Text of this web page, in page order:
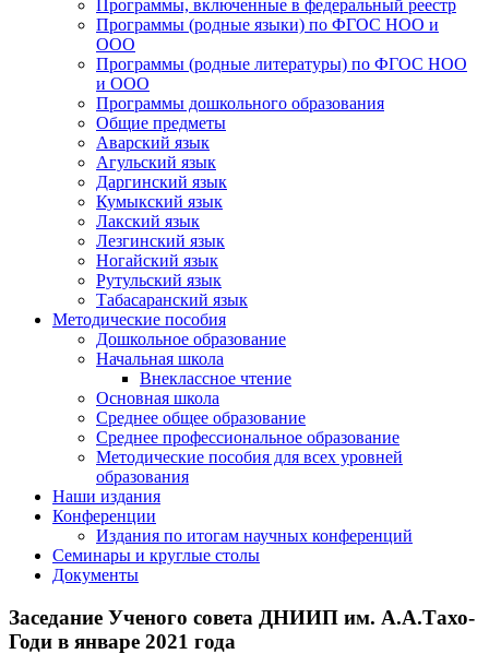
Программы, включенные в федеральный реестр
Программы (родные языки) по ФГОС НОО и
ООО
Программы (родные литературы) по ФГОС НОО
и ООО
Программы дошкольного образования
Общие предметы
Аварский язык
Агульский язык
Даргинский язык
Кумыкский язык
Лакский язык
Лезгинский язык
Ногайский язык
Рутульский язык
Табасаранский язык
Методические пособия
Дошкольное образование
Начальная школа
Внеклассное чтение
Основная школа
Среднее общее образование
Среднее профессиональное образование
Методические пособия для всех уровней
образования
Наши издания
Конференции
Издания по итогам научных конференций
Семинары и круглые столы
Документы
Заседание Ученого совета ДНИИП им. А.А.Тахо-
Годи в январе 2021 года